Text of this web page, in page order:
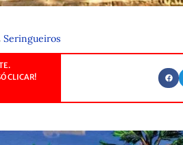
Seringueiros
CLICAR!